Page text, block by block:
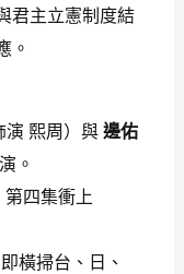
君主立憲制度結
。
演 熙周）與 邊佑
。
第四集衝上
橫掃台、日、